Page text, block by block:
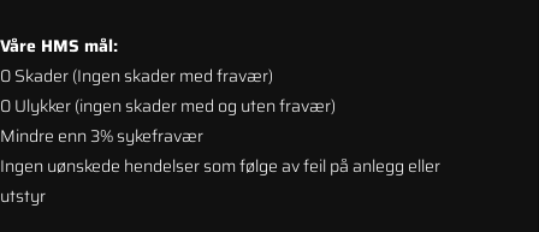
Våre HMS mål:
0Skader (Ingen skader med fravær)
0 Ulykker (ingen skader med og uten fravær)
Mindre enn 3% sykefravær
Ingen uønskede hendelser som følge av feil på anlegg eller
utstyr